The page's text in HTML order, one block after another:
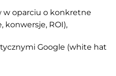
w oparciu o konkretne
konwersje, ROI),
Google (white hat